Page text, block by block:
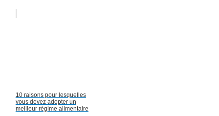
10 raisons pour lesquelles
vous devez adopter un
meilleur régime alimentaire